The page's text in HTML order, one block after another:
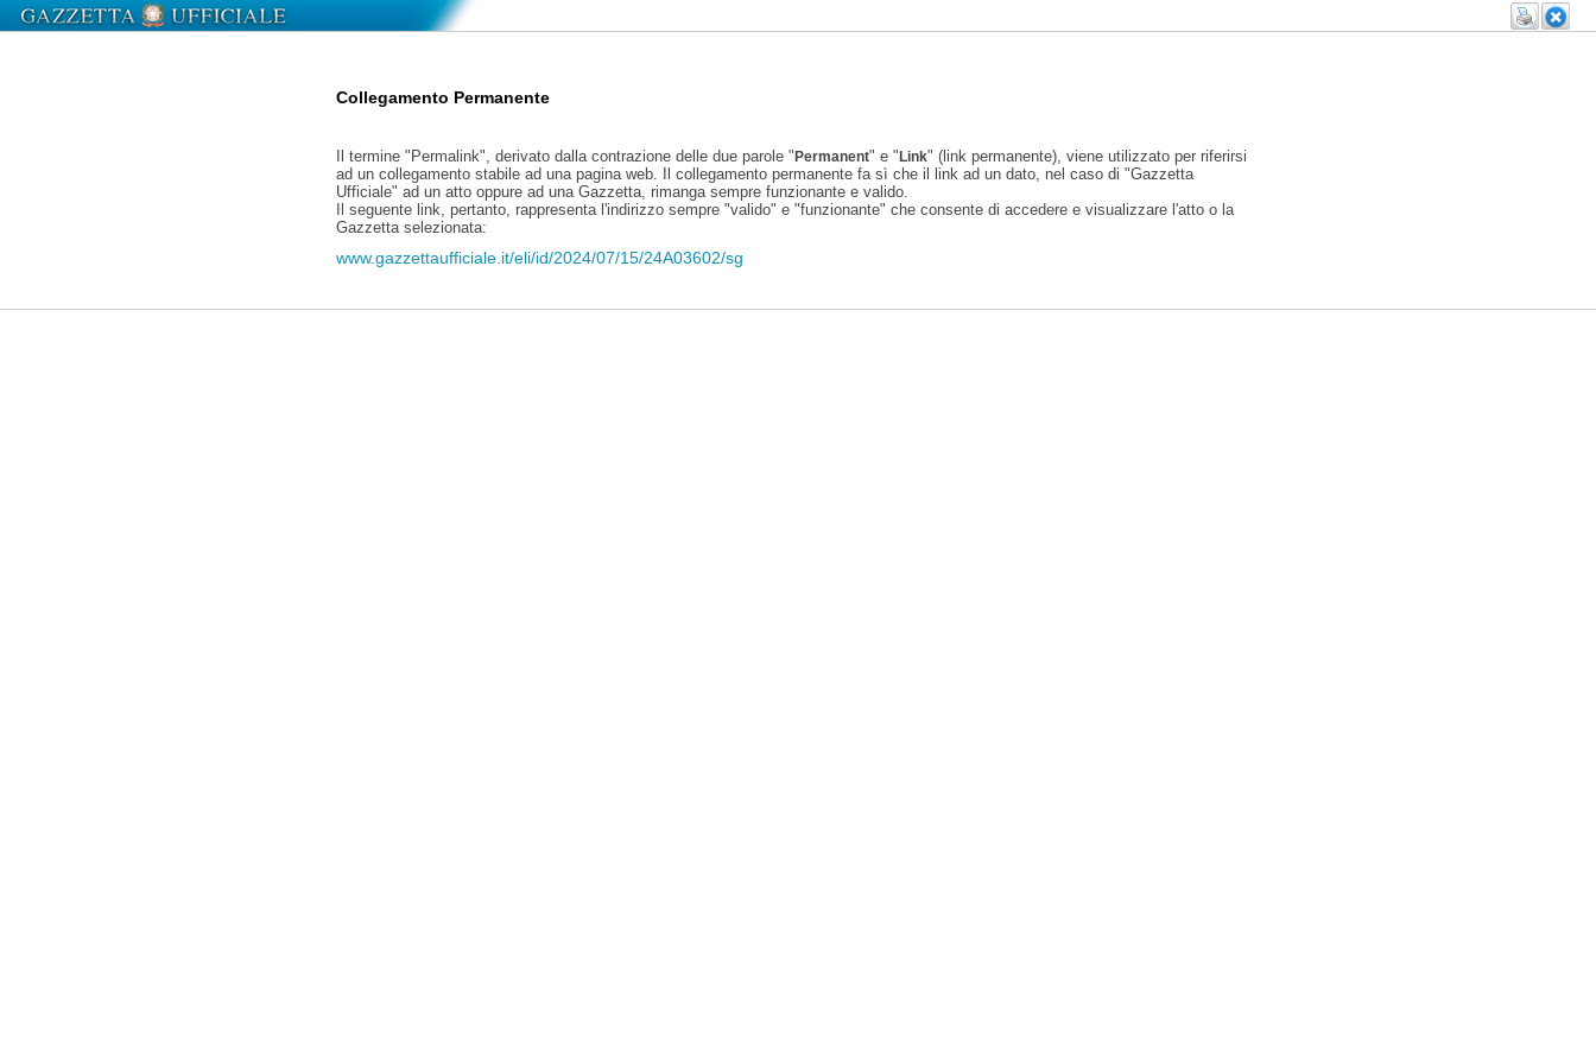
Collegamento Permanente
Il termine "Permalink", derivato dalla contrazione delle due parole "Permanent" e "Link" (link permanente), viene utilizzato per riferirsi
ad un collegamento stabile ad una pagina web. Il collegamento permanente fa sì che il link ad un dato, nel caso di "Gazzetta
Ufficiale" ad un atto oppure ad una Gazzetta, rimanga sempre funzionante e valido.
Il seguente link, pertanto, rappresenta l'indirizzo sempre "valido" e "funzionante" che consente di accedere e visualizzare l'atto o la
Gazzetta selezionata:
www.gazzettaufficiale.it/eli/id/2024/07/15/24A03602/sg